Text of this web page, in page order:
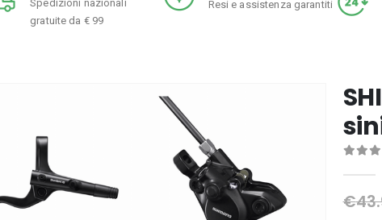
Spedizioni nazionali
gratuite da € 99
Resi e assistenza garantiti
€